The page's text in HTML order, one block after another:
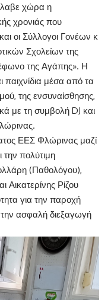
χώρα η
χρονιάς που
οι Σύλλογοι Γονέων κ
Σχολείων της
της Αγάπης». Η
παιχνίδια μέσα από τα
της ενσυναίσθησης,
με τη συμβολή DJ και
ΕΕΣ Φλώρινας μαζί
την πολύτιμη
(Παθολόγου),
Αικατερίνης Ρίζου
για την παροχή
ασφαλή διεξαγωγή